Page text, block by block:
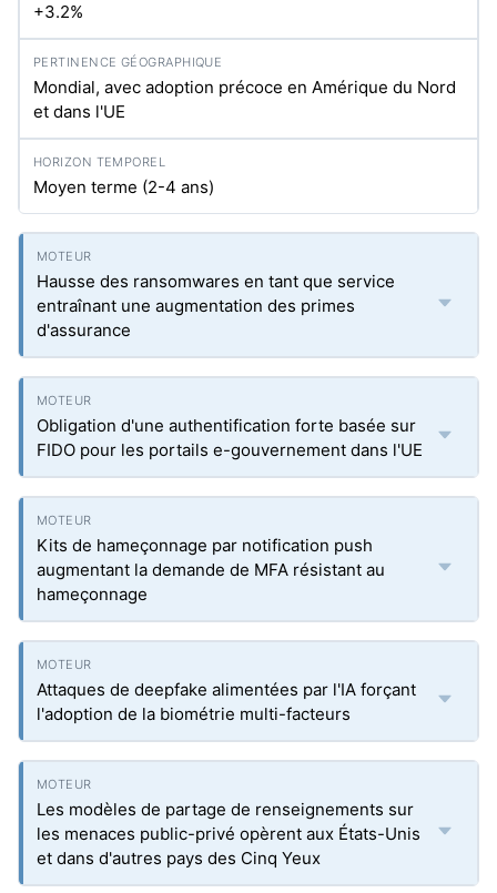
+3.2%
Mondial, avec adoption précoce en Amérique du Nord
et dans l'UE
Moyen terme (2-4 ans)
Hausse des ransomwares en tant que service
entraînant une augmentation des primes
d'assurance
Obligation d'une authentification forte basée sur
FIDO pour les portails e-gouvernement dans l'UE
Kits de hameçonnage par notification push
augmentant la demande de MFA résistant au
hameçonnage
Attaques de deepfake alimentées par l'IA forçant
l'adoption de la biométrie multi-facteurs
Les modèles de partage de renseignements sur
les menaces public-privé opèrent aux États-Unis
et dans d'autres pays des Cinq Yeux